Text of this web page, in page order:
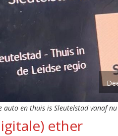
auto en thuis is Sleutelstad vanaf
ether